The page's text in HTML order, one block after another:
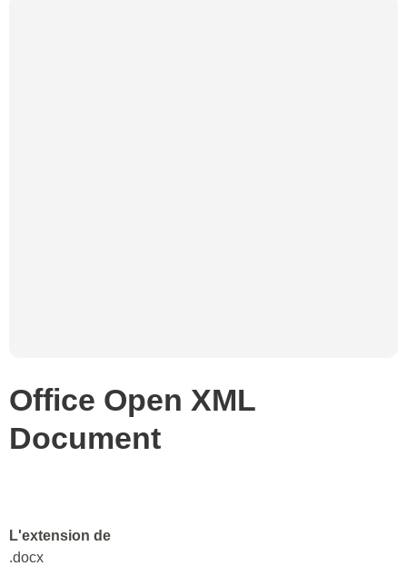
Office Open XML
Document
L'extension de
.docx